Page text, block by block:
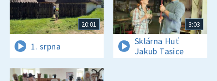
20:01
1. srpna
3:03
Sklárna Huť
Jakub Tasice